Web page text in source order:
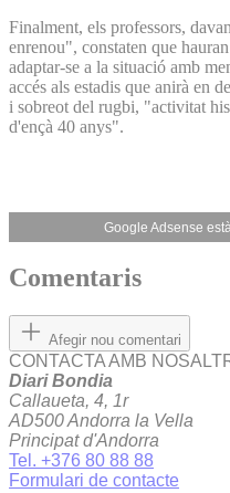
Finalment, els professors,
enrenou", constaten que
adaptar-se a la situació amb
accés als estadis que anirà en
i sobreot del rugbi, "activitat
d'ençà 40 anys".
Google Adsense
Comentaris
Afegir nou comentari
CONTACTA AMB
Diari Bondia
Callaueta, 4, 1r
AD500 Andorra la Vella
Principat d'Andorra
Tel. +376 80 88 88
Formulari de contacte